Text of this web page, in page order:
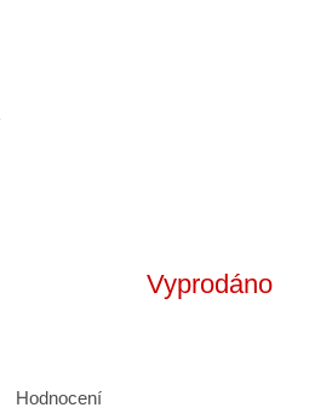
Vyprodáno
Hodnocení